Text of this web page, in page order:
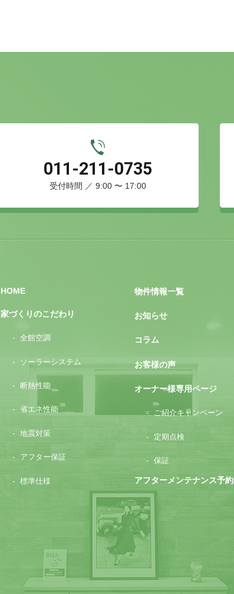
011-211-0735
受付時間 ／ 9:00 〜 17:00
HOME
家づくりのこだわり
全館空調
ソーラーシステム
断熱性能
省エネ性能
地震対策
アフター保証
標準仕様
物件情報一覧
お知らせ
コラム
お客様の声
オーナー様専用ページ
ご紹介キャンペーン
定期点検
保証
アフターメンテナンス予約